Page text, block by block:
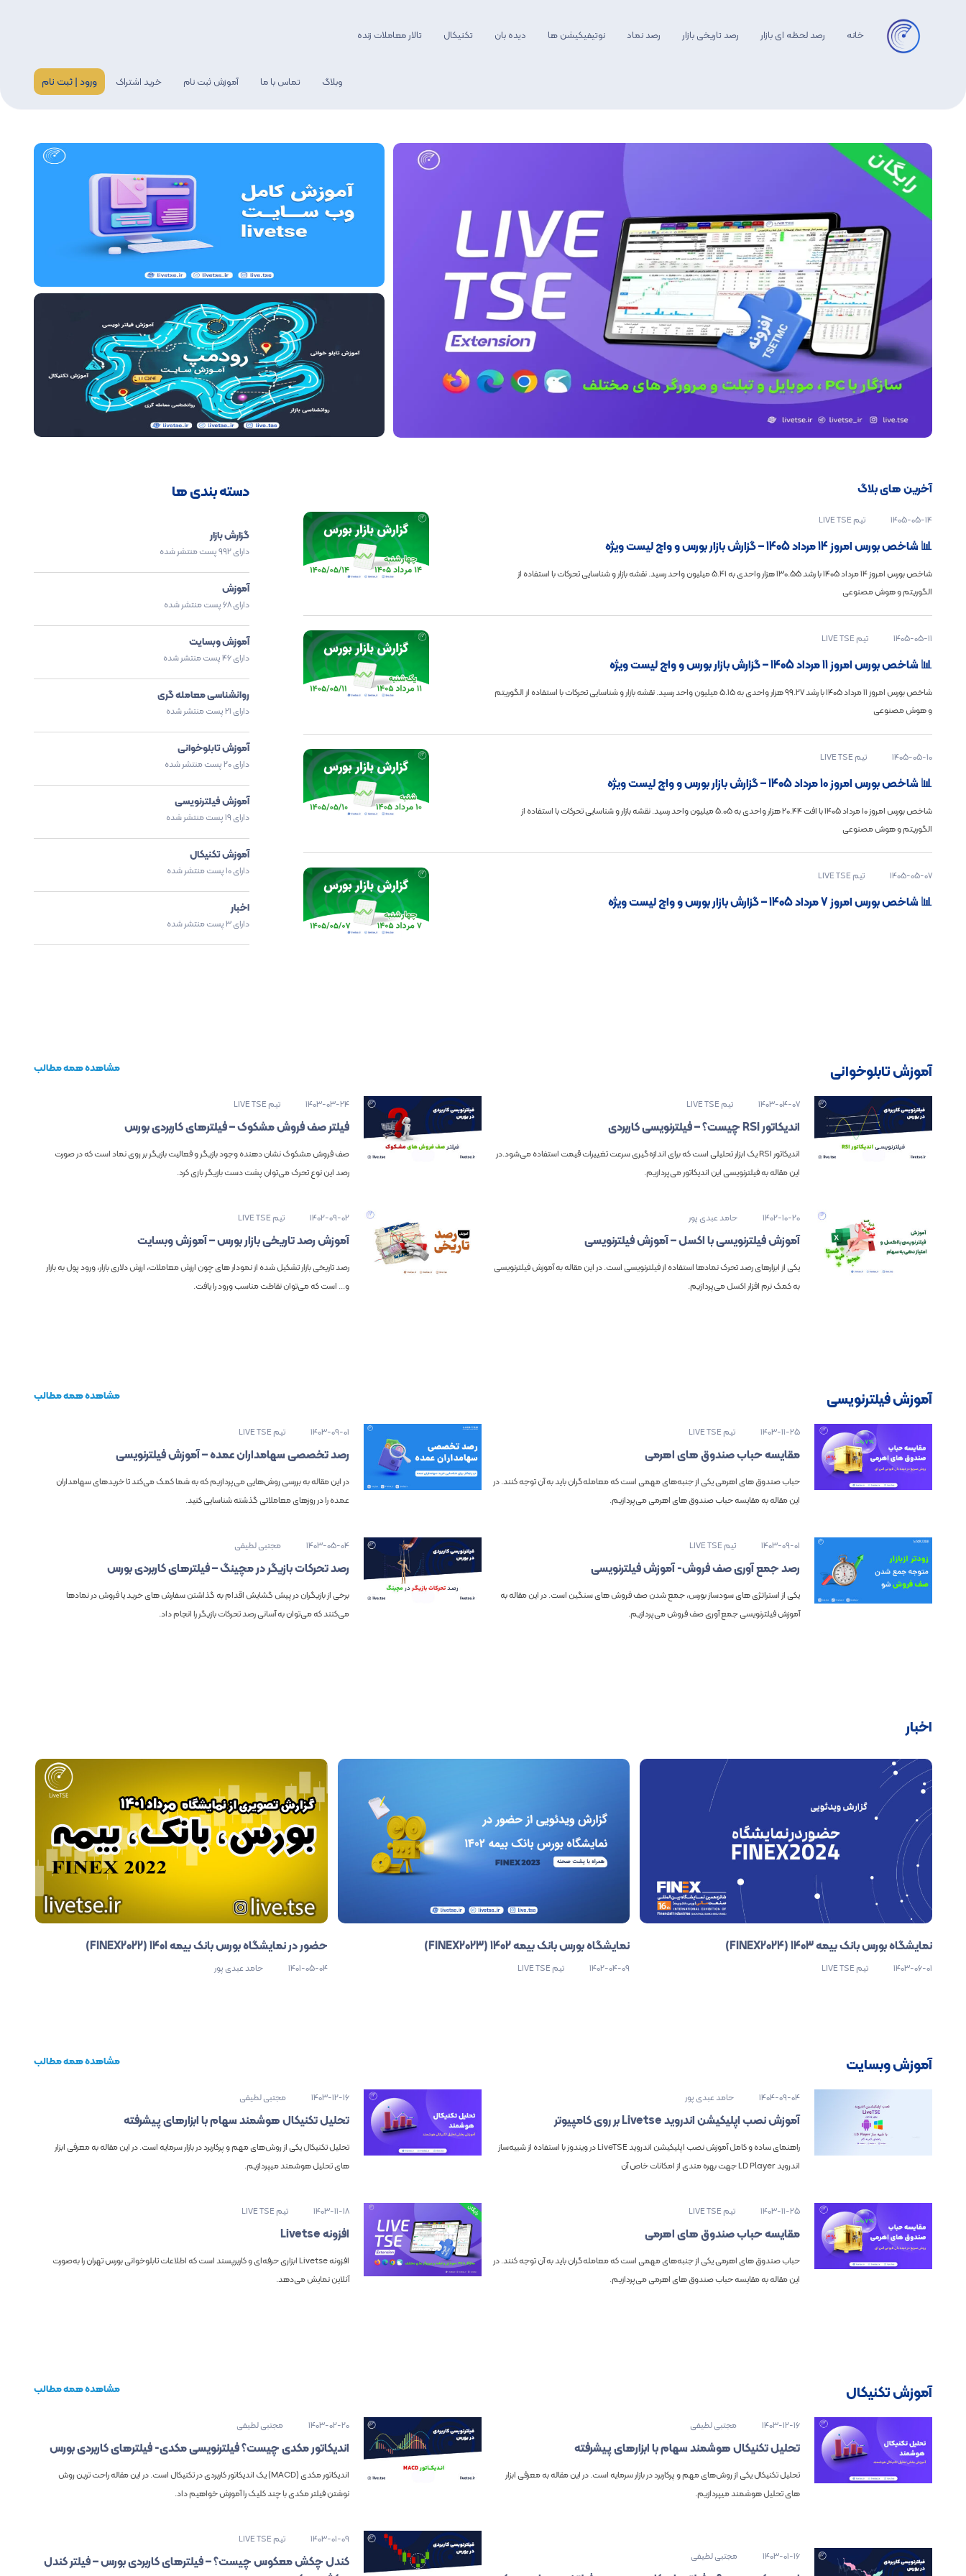
خانه رصد لحظه ای بازار رصد تاریخی بازار رصد نماد نوتیفیکیشن ها دیده بان تکنیکال تالار معاملات زنده
وبلاگ تماس با ما آموزش ثبت نام خرید اشتراک ورود | ثبت نام
روانشناسی معامله گری اخبار
آخرین های بلاگ
1405-05-14 تیم LIVE TSE
📊 شاخص بورس امروز 14 مرداد 1405 – گزارش بازار بورس و واچ لیست ویژه
شاخص بورس امروز ۱۴ مرداد ۱۴۰۵ با رشد 130.55 هزار واحدی به 5.41 میلیون واحد رسید. نقشه بازار و شناسایی تحرکات با استفاده از
الگوریتم و هوش مصنوعی
1405-05-11 تیم LIVE TSE
📊 شاخص بورس امروز 11 مرداد 1405 – گزارش بازار بورس و واچ لیست ویژه
شاخص بورس امروز ۱۱ مرداد ۱۴۰۵ با رشد 99.27 هزار واحدی به 5.15 میلیون واحد رسید. نقشه بازار و شناسایی تحرکات با استفاده از الگوریتم
و هوش مصنوعی
1405-05-10 تیم LIVE TSE
📊 شاخص بورس امروز 10 مرداد 1405 – گزارش بازار بورس و واچ لیست ویژه
شاخص بورس امروز ۱۰ مرداد ۱۴۰۵ با افت 20.44 هزار واحدی به 5.05 میلیون واحد رسید. نقشه بازار و شناسایی تحرکات با استفاده از
الگوریتم و هوش مصنوعی
1405-05-07 تیم LIVE TSE
📊 شاخص بورس امروز 7 مرداد 1405 – گزارش بازار بورس و واچ لیست ویژه
دسته بندی ها
گزارش بازار
دارای 992 پست منتشر شده
آموزش
دارای 68 پست منتشر شده
آموزش وبسایت
دارای 46 پست منتشر شده
روانشناسی معامله گری
دارای 21 پست منتشر شده
آموزش تابلوخوانی
دارای 20 پست منتشر شده
آموزش فیلترنویسی
دارای 19 پست منتشر شده
آموزش تکنیکال
دارای 10 پست منتشر شده
اخبار
دارای 3 پست منتشر شده
آموزش تابلوخوانی مشاهده همه مطالب
1403-04-07 تیم LIVE TSE
اندیکاتور RSI چیست؟ – فیلترنویسی کاربردی
اندیکاتور RSI یک ابزار تحلیلی است که برای اندازه‌گیری سرعت تغییرات قیمت استفاده می‌شود.در
این مقاله به فیلترنویسی این اندیکاتور می‌پردازیم.
1403-03-24 تیم LIVE TSE
فیلتر صف فروش مشکوک – فیلترهای کاربردی بورس
صف فروش مشکوک نشان دهنده وجود بازیگر و فعالیت بازیگر بر روی نماد است که در صورت
رصد این نوع تحرک می‌توان پشت دست بازیگر بازی کرد.
1402-10-20 حامد عبدی پور
آموزش فیلترنویسی با اکسل – آموزش فیلترنویسی
یکی از ابزارهای رصد تحرک نمادها استفاده از فیلترنویسی است. در این مقاله به آموزش فیلترنویسی
به کمک نرم افزار اکسل می‌پردازیم.
1402-09-02 تیم LIVE TSE
آموزش رصد تاریخی بازار بورس – آموزش وبسایت
رصد تاریخی بازار تشکیل شده از نمودار های چون ارزش معاملات، ارزش دلاری بازار، ورود پول به بازار
و... است که می‌توان نقاطت مناسب ورود را یافت.
آموزش فیلترنویسی مشاهده همه مطالب
1403-11-25 تیم LIVE TSE
مقایسه حباب صندوق های اهرمی
حباب صندوق های اهرمی یکی از جنبه‌های مهمی است که معامله‌گران باید به آن توجه کنند. در
این مقاله به مقایسه حباب صندوق های اهرمی می‌پردازیم.
1403-09-01 تیم LIVE TSE
رصد تخصصی سهامداران عمده – آموزش فیلترنویسی
در این مقاله به بررسی روش‌هایی می‌پردازیم که به شما کمک می‌کند تا خریدهای سهامداران
عمده را در روزهای معاملاتی گذشته شناسایی کنید.
1403-09-01 تیم LIVE TSE
رصد جمع آوری صف فروش- آموزش فیلترنویسی
یکی از استراتژی های سودساز بورس، جمع شدن صف فروش های سنگین است. در این مقاله به
آموزش فیلترنویسی جمع آوری صف فروش می‌پردازیم.
1403-05-04 مجتبی لطیفی
رصد تحرکات بازیگر در مچینگ – فیلترهای کاربردی بورس
برخی از بازیگران در پیش گشایش اقدام به گذاشتن سفارش های خرید یا فروش در نمادها
می‌کنند که می‌توان به آسانی رصد تحرکات بازیگر را انجام داد.
اخبار
نمایشگاه بورس بانک بیمه 1403 (FINEX2024)
1403-06-01 تیم LIVE TSE
نمایشگاه بورس بانک بیمه 1402 (FINEX2023)
1402-04-09 تیم LIVE TSE
حضور در نمایشگاه بورس بانک بیمه 1401 (FINEX2022)
1401-05-04 حامد عبدی پور
آموزش وبسایت مشاهده همه مطالب
1404-09-04 حامد عبدی پور
آموزش نصب اپلیکیشن اندروید Livetse بر روی کامپیوتر
راهنمای ساده و کامل آموزش نصب اپلیکیشن اندروید LiveTSE در ویندوز با استفاده از شبیه‌ساز
اندروید LD Player جهت بهره مندی از امکانات خاص آن
1403-12-16 مجتبی لطیفی
تحلیل تکنیکال هوشمند سهام با ابزارهای پیشرفته
تحلیل تکنیکال یکی از روش‌های مهم و پرکاربرد در بازار سرمایه است. در این مقاله به معرفی ابزار
های تحلیل هوشمند میپردازیم.
1403-11-25 تیم LIVE TSE
مقایسه حباب صندوق های اهرمی
حباب صندوق های اهرمی یکی از جنبه‌های مهمی است که معامله‌گران باید به آن توجه کنند. در
این مقاله به مقایسه حباب صندوق های اهرمی می‌پردازیم.
1403-11-18 تیم LIVE TSE
افزونه Livetse
افزونه Livetse ابزاری حرفه‌ای و کاربرپسند است که اطلاعات تابلوخوانی بورس تهران را به‌صورت
آنلاین نمایش می‌دهد.
آموزش تکنیکال مشاهده همه مطالب
1403-12-16 مجتبی لطیفی
تحلیل تکنیکال هوشمند سهام با ابزارهای پیشرفته
تحلیل تکنیکال یکی از روش‌های مهم و پرکاربرد در بازار سرمایه است. در این مقاله به معرفی ابزار
های تحلیل هوشمند میپردازیم.
1403-02-20 مجتبی لطیفی
اندیکاتور مکدی چیست؟ فیلترنویسی مکدی- فیلترهای کاربردی بورس
اندیکاتور مکدی (MACD) یک اندیکاتور کاربردی در تکنیکال است. در این مقاله راحت ترین روش
نوشتن فیلتر مکدی با چند کلیک را آموزش خواهیم داد.
1403-01-16 مجتبی لطیفی
1403-01-09 تیم LIVE TSE
کندل چکش معکوس چیست؟ – فیلترهای کاربردی بورس – فیلتر کندل